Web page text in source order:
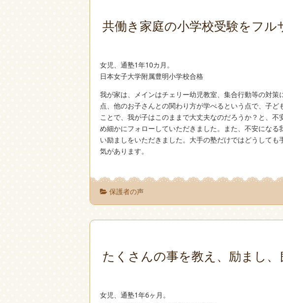
共働き家庭の小学校受験をフル
女児、通塾1年10カ月。
日本女子大学附属豊明小学校合格
我が家は、メインはチェリー幼児教室、集合行動等の対
点、他のお子さんとの関わり方が学べるという点で、子
ことで、我が子はこのままで大丈夫なのだろうか？と、
め細かにフォローしていただきました。また、不安にな
い励ましをいただきました。大手の塾だけではどうして
気があります。
保護者の声
たくさんの事を教え、励まし
女児、通塾1年6ヶ月。